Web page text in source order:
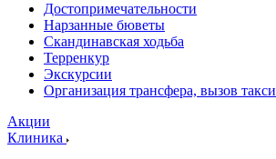
Достопримечательности
Нарзанные бюветы
Скандинавская ходьба
Терренкур
Экскурсии
Организация трансфера, вызов такси
Акции
Клиника